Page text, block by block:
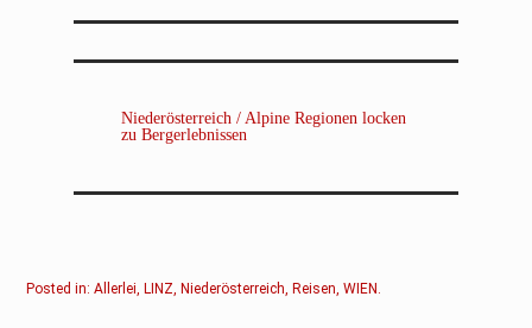
Niederösterreich / Alpine Regionen locken
zu Bergerlebnissen
Posted in:Allerlei,LINZ,Niederösterreich,Reisen,WIEN.